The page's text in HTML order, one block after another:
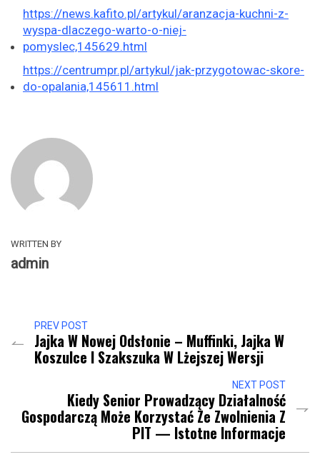
https://news.kafito.pl/artykul/aranzacja-kuchni-z-
wyspa-dlaczego-warto-o-niej-
pomyslec,145629.html
https://centrumpr.pl/artykul/jak-przygotowac-skore-
do-opalania,145611.html
WRITTEN BY
admin
PREV POST
Jajka W Nowej Odsłonie – Muffinki, Jajka W
Koszulce I Szakszuka W Lżejszej Wersji
NEXT POST
Kiedy Senior Prowadzący Działalność
Gospodarczą Może Korzystać Ze Zwolnienia Z
PIT — Istotne Informacje